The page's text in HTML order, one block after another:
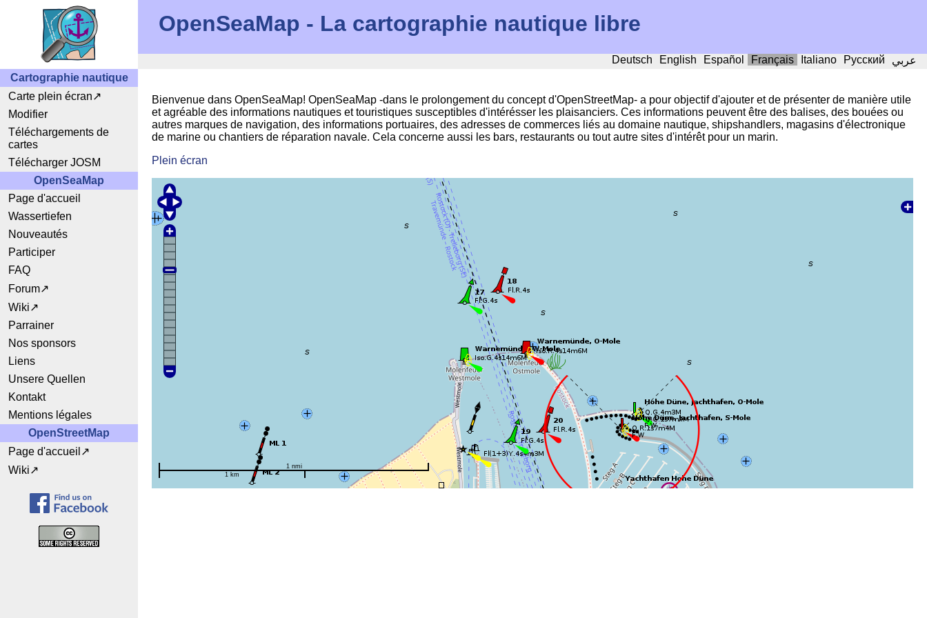
OpenSeaMap - La cartographie nautique libre
Deutsch English Español Français Italiano Русский
عربي
Cartographie nautique
Carte plein écran
Modifier
Téléchargements de
cartes
Télécharger JOSM
OpenSeaMap
Page d'accueil
Wassertiefen
Nouveautés
Participer
FAQ
Forum
Wiki
Parrainer
Nos sponsors
Liens
Unsere Quellen
Kontakt
Mentions légales
OpenStreetMap
Page d'accueil
Wiki
Bienvenue dans OpenSeaMap! OpenSeaMap -dans le prolongement du concept d'OpenStreetMap- a pour objectif d'ajouter et de présenter de manière utile
et agréable des informations nautiques et touristiques susceptibles d'intérésser les plaisanciers. Ces informations peuvent être des balises, des bouées ou
autres marques de navigation, des informations portuaires, des adresses de commerces liés au domaine nautique, shipshandlers, magasins d'électronique
de marine ou chantiers de réparation navale. Cela concerne aussi les bars, restaurants ou tout autre sites d'intérêt pour un marin.
Plein écran
1 nmi
1 km